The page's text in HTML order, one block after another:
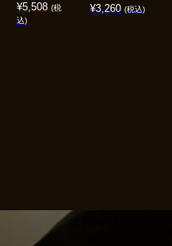
¥5,508 (税
込)
¥3,260 (税込)